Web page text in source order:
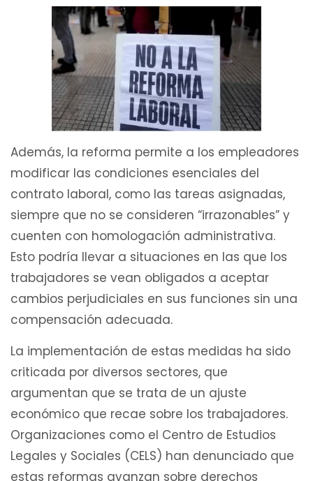
Además, la reforma permite a los empleadores
modificar las condiciones esenciales del
contrato laboral, como las tareas asignadas,
siempre que no se consideren “irrazonables” y
cuenten con homologación administrativa.
Esto podría llevar a situaciones en las que los
trabajadores se vean obligados a aceptar
cambios perjudiciales en sus funciones sin una
compensación adecuada.
La implementación de estas medidas ha sido
criticada por diversos sectores, que
argumentan que se trata de un ajuste
económico que recae sobre los trabajadores.
Organizaciones como el Centro de Estudios
Legales y Sociales (CELS) han denunciado que
estas reformas avanzan sobre derechos